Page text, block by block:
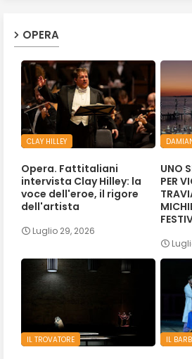
OPERA
CLAY HILLEY
Opera. Fattitaliani
intervista Clay Hilley: la
voce dell'eroe, il rigore
dell'artista
Luglio 29, 2026
UNO
PER
IL TROVATORE IL